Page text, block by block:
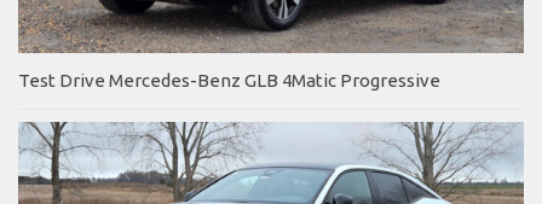
Test Drive Mercedes-Benz GLB 4Matic Progressive